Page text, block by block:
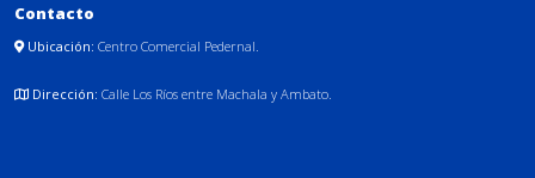
Contacto
Ubicación: Centro Comercial Pedernal.
Dirección: Calle Los Ríos entre Machala y Ambato.